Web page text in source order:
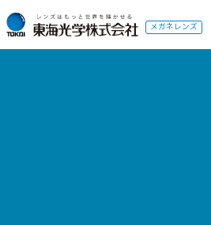
メガネレンズ